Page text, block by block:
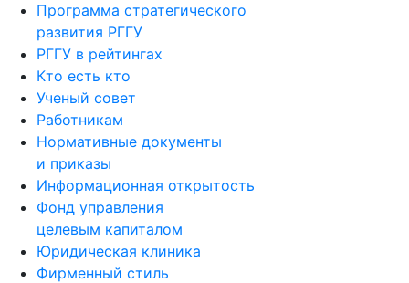
Программа стратегического
развития РГГУ
РГГУ в рейтингах
Кто есть кто
Ученый совет
Работникам
Нормативные документы
и приказы
Информационная открытость
Фонд управления
целевым капиталом
Юридическая клиника
Фирменный стиль